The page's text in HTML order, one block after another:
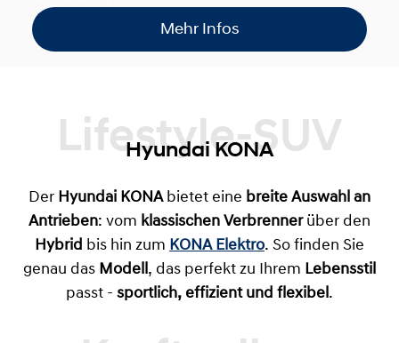
Mehr Infos
Lifestyle-SUV
Hyundai KONA
Der Hyundai KONAbietet eine breite Auswahl an
Antrieben: vom klassischen Verbrennerüber den
Hybrid bis hin zum KONA Elektro. So finden Sie
genau das Modell , das perfekt zu Ihrem Lebensstil
passt - sportlich, effizient und flexibel .